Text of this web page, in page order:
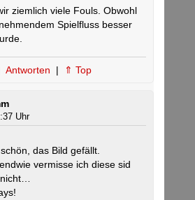
ziemlich viele Fouls. Obwohl
Spielfluss besser
Antworten | ⇑ Top
Uhr
das Bild gefällt.
vermisse ich diese sid